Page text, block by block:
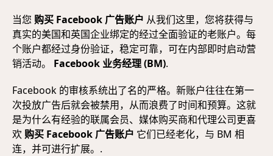
当您 购买 Facebook 广告账户 从我们这里，您将获得与
真实的美国和英国企业绑定的经过全面验证的老账户。每
个账户都经过身份验证，稳定可靠，可在内部即时启动营
销活动。 Facebook 业务经理 (BM).
Facebook 的审核系统出了名的严格。新账户往往在第一
次投放广告后就会被禁用，从而浪费了时间和预算。这就
是为什么有经验的联属会员、媒体购买商和代理公司更喜
欢 购买 Facebook 广告账户 它们已经老化，与 BM 相
连，并可进行扩展。.